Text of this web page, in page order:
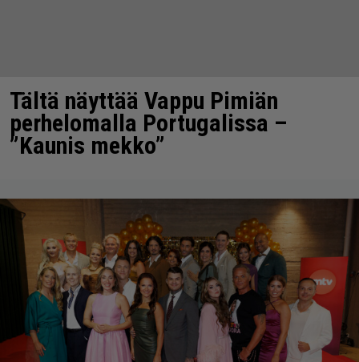
Tältä näyttää Vappu Pimiän
perhelomalla Portugalissa –
”Kaunis mekko”